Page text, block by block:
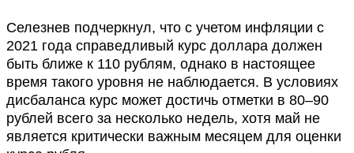
Селезнев подчеркнул, что с учетом инфляции с
2021 года справедливый курс доллара должен
быть ближе к 110 рублям, однако в настоящее
время такого уровня не наблюдается. В условиях
дисбаланса курс может достичь отметки в 80–90
рублей всего за несколько недель, хотя май не
является критически важным месяцем для оценки